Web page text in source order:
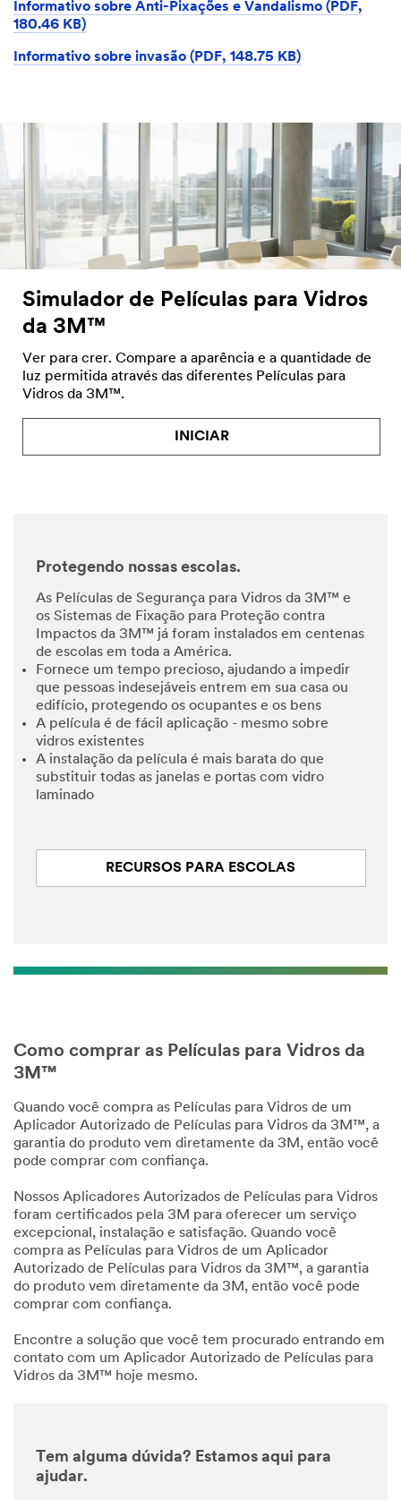
Informativo sobre Anti-Pixações e Vandalismo (PDF,
180.46 KB)
Informativo sobre invasão (PDF, 148.75 KB)
Simulador de Películas para Vidros
da 3M™
Ver para crer. Compare a aparência e a quantidade de
luz permitida através das diferentes Películas para
Vidros da 3M™.
INICIAR
Protegendo nossas escolas.
As Películas de Segurança para Vidros da 3M™ e
os Sistemas de Fixação para Proteção contra
Impactos da 3M™ já foram instalados em centenas
de escolas em toda a América.
Fornece um tempo precioso, ajudando a impedir
que pessoas indesejáveis entrem em sua casa ou
edifício, protegendo os ocupantes e os bens
A película é de fácil aplicação - mesmo sobre
vidros existentes
A instalação da película é mais barata do que
substituir todas as janelas e portas com vidro
laminado
RECURSOS PARA ESCOLAS
Como comprar as Películas para Vidros da
3M™
Quando você compra as Películas para Vidros de um
Aplicador Autorizado de Películas para Vidros da 3M™, a
garantia do produto vem diretamente da 3M, então você
pode comprar com confiança.
Nossos Aplicadores Autorizados de Películas para Vidros
foram certificados pela 3M para oferecer um serviço
excepcional, instalação e satisfação. Quando você
compra as Películas para Vidros de um Aplicador
Autorizado de Películas para Vidros da 3M™, a garantia
do produto vem diretamente da 3M, então você pode
comprar com confiança.
Encontre a solução que você tem procurado entrando em
contato com um Aplicador Autorizado de Películas para
Vidros da 3M™ hoje mesmo.
Tem alguma dúvida? Estamos aqui para
ajudar.